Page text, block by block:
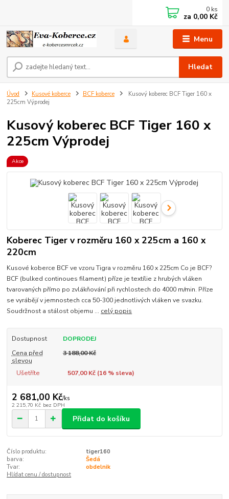
Menu
Hledat
0 ks
za 0,00 Kč
Úvod Kusové koberce BCF koberce
Kusový koberec BCF Tiger 160 x
225cm Výprodej
Kusový koberec BCF Tiger 160 x
225cm Výprodej
Akce
Koberec Tiger v rozměru 160 x 225cm a 160 x
220cm
Kusové koberce BCF ve vzoru Tigra v rozměru 160 x 225cm Co je BCF?
BCF (bulked continoues filament) příze je textílie z hrubých vláken
tvarovaných přímo po zvlákňování při rychlostech do 4000 m/min. Příze
se vyrábějí v jemnostech cca 50-300 jednotlivých vláken ve svazku.
Soudržnost a stálost objemu ... celý popis
Dostupnost
DOPRODEJ
Cena před
slevou
3 188,00 Kč
Ušetříte 507,00 Kč (16% sleva)
2 681,00 Kč/ks
2 215,70 Kč bez DPH
Přidat do košíku
Číslo produktu:
tiger160
barva:
Šedá
Tvar:
obdelnik
Hlídat cenu / dostupnost